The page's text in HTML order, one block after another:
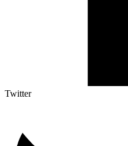
Twitter